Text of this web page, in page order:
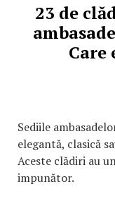
23 de
Care
Sediile
elegantă, clasică
Aceste clădiri au
impunător.